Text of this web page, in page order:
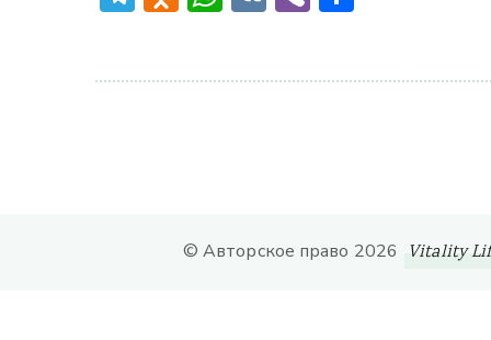
© Авторское право 2026 Vitality